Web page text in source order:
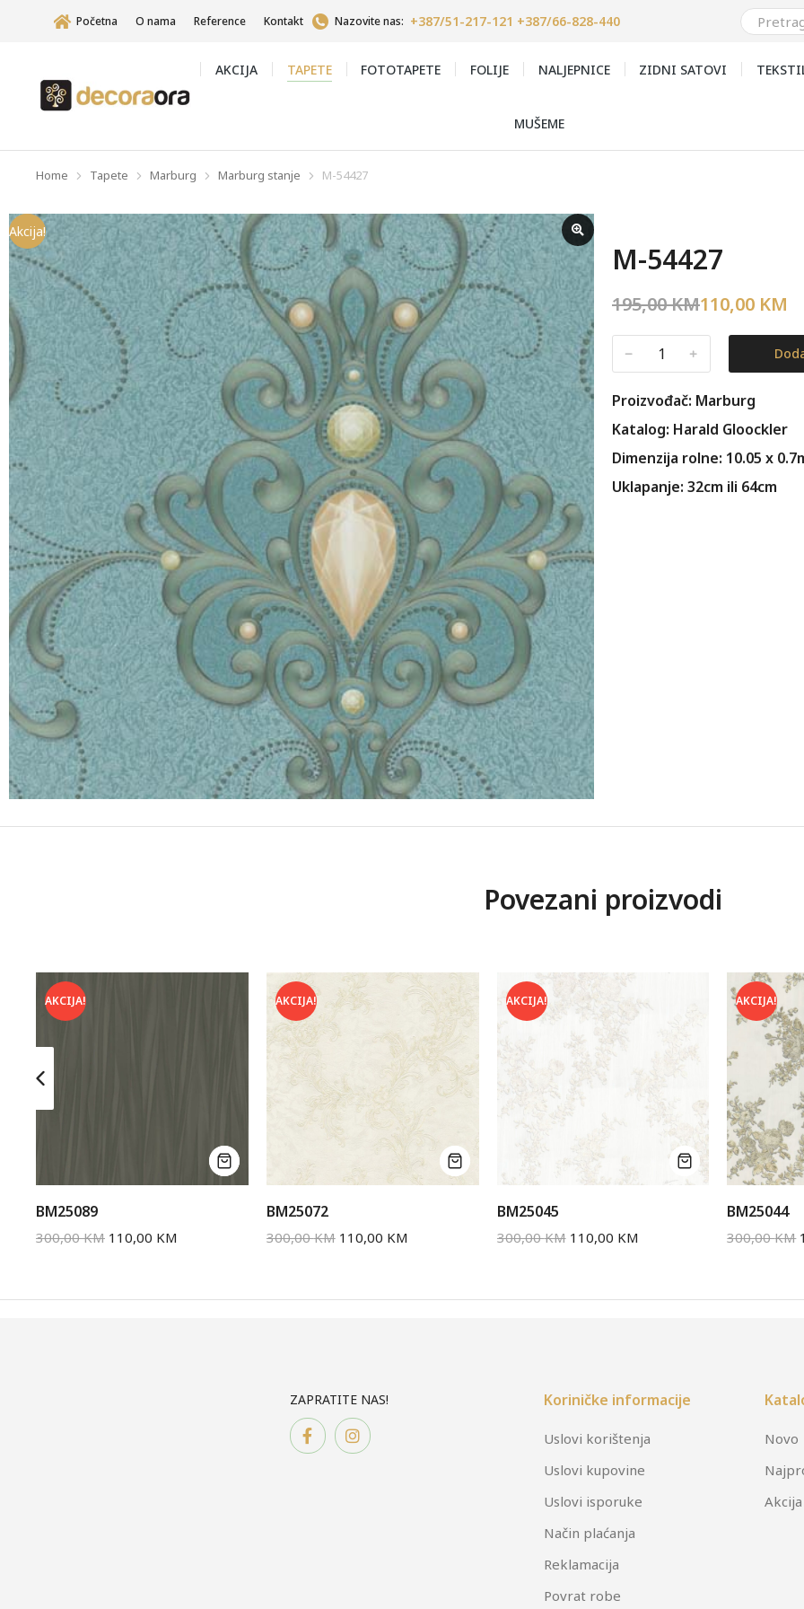
Početna O nama Reference Kontakt Nazovite nas: +387/51-217-121 +387/66-828-440
AKCIJA TAPETE FOTOTAPETE FOLIJE NALJEPNICE ZIDNI SATOVI
MUŠEME
You are here:
Home Tapete Marburg Marburg stanje M-54427
Akcija!
M-54427
195,00KM110,00 KM
﹣ ﹢
Proizvođač: Marburg
Katalog: Harald Gloockler
Dimenzija rolne: 10.05 x
Uklapanje: 32cm ili 64cm
Povezani proizvodi
AKCIJA!
BM25089
300,00KM 110,00 KM
AKCIJA!
BM25072
300,00KM 110,00 KM
AKCIJA!
BM25045
300,00KM 110,00 KM
AKCIJA!
BM25044
300,00KM
ZAPRATITE NAS! Koriničke informacije
Uslovi korištenja
Uslovi kupovine
Uslovi isporuke
Način plaćanja
Reklamacija
Povrat robe
Novo
Akcija